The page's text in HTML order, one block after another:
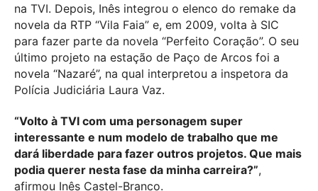
na TVI. Depois, Inês integrou o elenco do remake da
novela da RTP “Vila Faia” e, em 2009, volta à SIC
para fazer parte da novela “Perfeito Coração”. O seu
último projeto na estação de Paço de Arcos foi a
novela “Nazaré”, na qual interpretou a inspetora da
Polícia Judiciária Laura Vaz.
“Volto à TVI com uma personagem super
interessante e num modelo de trabalho que me
dará liberdade para fazer outros projetos. Que mais
podia querer nesta fase da minha carreira?”,
afirmou Inês Castel-Branco.